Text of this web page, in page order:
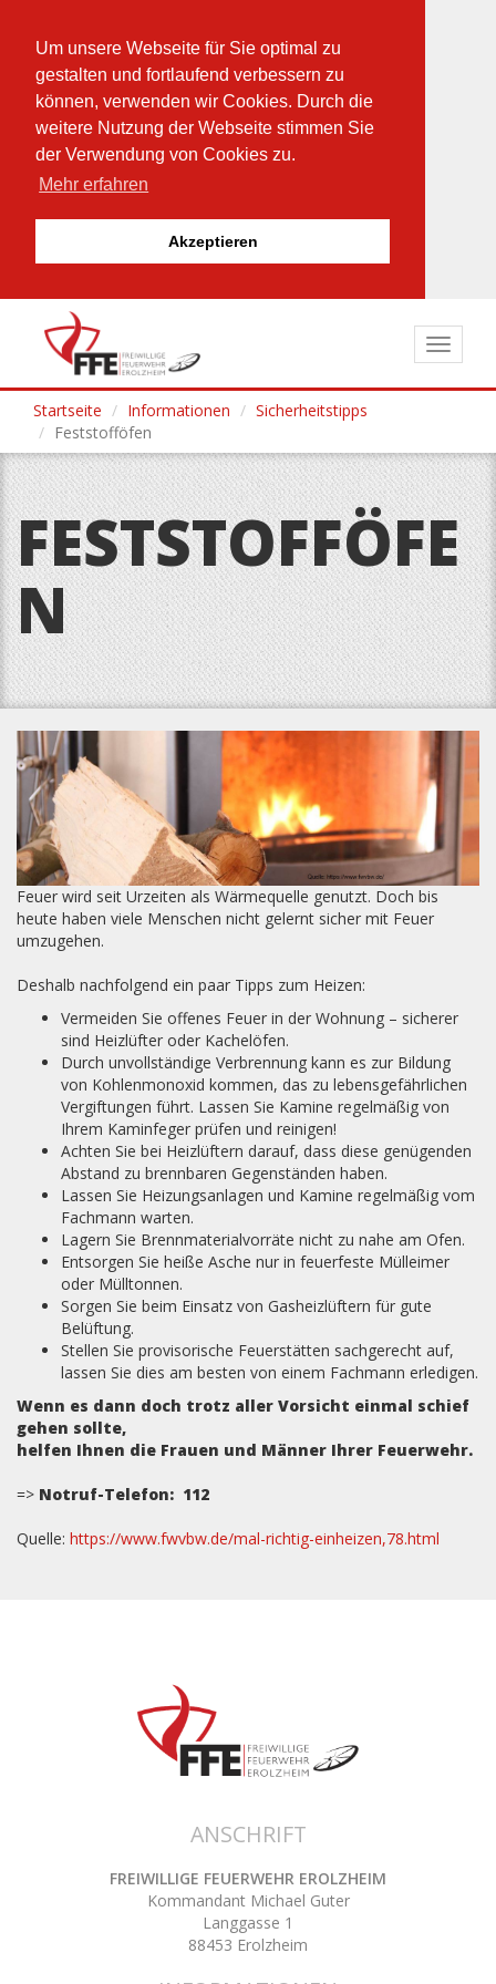
Um unsere Webseite für Sie optimal zu
gestalten und fortlaufend verbessern zu
können, verwenden wir Cookies. Durch die
weitere Nutzung der Webseite stimmen Sie
der Verwendung von Cookies zu.
Mehr erfahren
Akzeptieren
Toggle
Startseite
Informationen
Sicherheitstipps
Feststofföfen
FESTSTOFFÖFE
N
Feuer wird seit Urzeiten als Wärmequelle genutzt. Doch bis
heute haben viele Menschen nicht gelernt sicher mit Feuer
umzugehen.
Deshalb nachfolgend ein paar Tipps zum Heizen:
Vermeiden Sie offenes Feuer in der Wohnung – sicherer
sind Heizlüfter oder Kachelöfen.
Durch unvollständige Verbrennung kann es zur Bildung
von Kohlenmonoxid kommen, das zu lebensgefährlichen
Vergiftungen führt. Lassen Sie Kamine regelmäßig von
Ihrem Kaminfeger prüfen und reinigen!
Achten Sie bei Heizlüftern darauf, dass diese genügenden
Abstand zu brennbaren Gegenständen haben.
Lassen Sie Heizungsanlagen und Kamine regelmäßig vom
Fachmann warten.
Lagern Sie Brennmaterialvorräte nicht zu nahe am Ofen.
Entsorgen Sie heiße Asche nur in feuerfeste Mülleimer
oder Mülltonnen.
Sorgen Sie beim Einsatz von Gasheizlüftern für gute
Belüftung.
Stellen Sie provisorische Feuerstätten sachgerecht auf,
lassen Sie dies am besten von einem Fachmann erledigen.
Wenn es dann doch trotz aller Vorsicht einmal schief
gehen sollte,
helfen Ihnen die Frauen und Männer Ihrer Feuerwehr.
=> Notruf-Telefon: 112
Quelle: https://www.fwvbw.de/mal-richtig-einheizen,78.html
ANSCHRIFT
FREIWILLIGE FEUERWEHR EROLZHEIM
Kommandant Michael Guter
Langgasse 1
88453 Erolzheim